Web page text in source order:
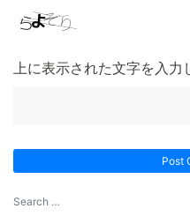
上に表示された文字を入力